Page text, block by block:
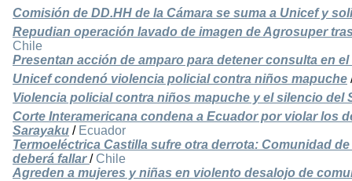
Comisión de DD.HH de la Cámara se suma a Unicef y
Repudian operación lavado de imagen de Agrosuper
Chile
Presentan acción de amparo para detener consulta en el
Unicef condenó violencia policial contra niños mapuche
Violencia policial contra niños mapuche y el silencio del
Corte Interamericana condena a Ecuador por violar los
Sarayaku / Ecuador
Termoeléctrica Castilla sufre otra derrota: Comunidad
deberá fallar/ Chile
Agreden a mujeres y niñas en violento desalojo de